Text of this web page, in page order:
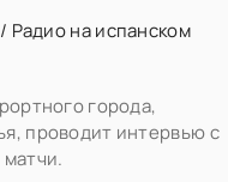
/ Радио на испанском
города,
проводит интервью с